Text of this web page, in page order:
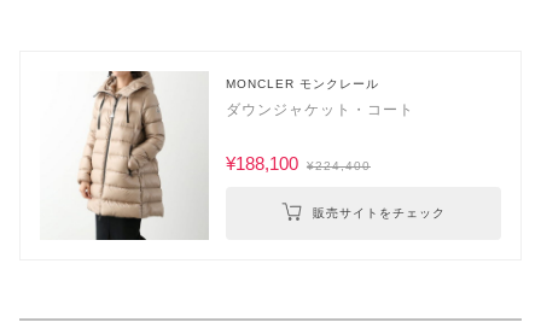
MONCLER モンクレール
ダウンジャケット・コート
¥188,100 ¥224,400
販売サイトをチェック